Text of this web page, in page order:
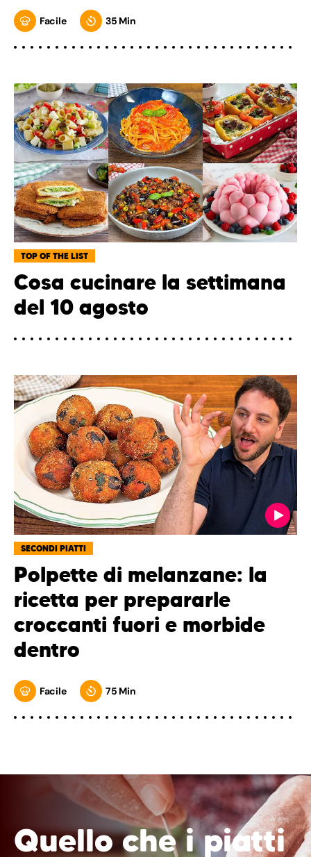
Facile 35 Min
TOP OF THE LIST
Cosa cucinare la settimana
del 10 agosto
SECONDI PIATTI
Polpette di melanzane: la
ricetta per prepararle
croccanti fuori e morbide
dentro
Facile 75 Min
Quello che i piatti